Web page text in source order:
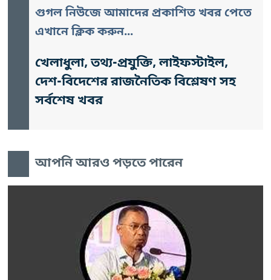
গুগল নিউজে আমাদের প্রকাশিত খবর পেতে
এখানে ক্লিক করুন...
খেলাধুলা, তথ্য-প্রযুক্তি, লাইফস্টাইল,
দেশ-বিদেশের রাজনৈতিক বিশ্লেষণ সহ
সর্বশেষ খবর
আপনি আরও পড়তে পারেন